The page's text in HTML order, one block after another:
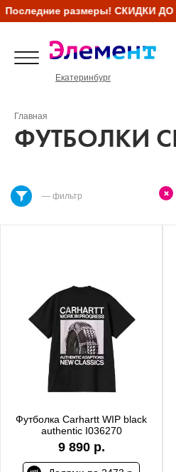
размеры! СКИДКИ ДО
Екатеринбург
Главная
ФУТБОЛКИ
— фильтр
Футболка Carhartt WIP black
authentic I036270
9 890 р.